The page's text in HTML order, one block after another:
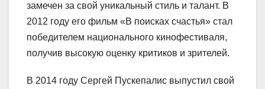
замечен за свой уникальный стиль и талант. В
2012 году его фильм «В поисках счастья» стал
победителем национального кинофестиваля,
получив высокую оценку критиков и зрителей.
В 2014 году Сергей Пускепалис выпустил свой